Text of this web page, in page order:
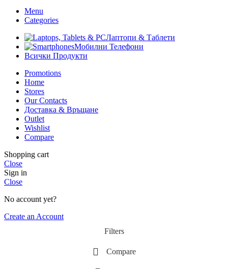
Menu
Categories
Лаптопи & Таблети
Мобилни Телефони
Всички Продукти
Promotions
Home
Stores
Our Contacts
Доставка & Връщане
Outlet
Wishlist
Compare
Shopping cart
Close
Sign in
Close
No account yet?
Create an Account
Filters
Compare